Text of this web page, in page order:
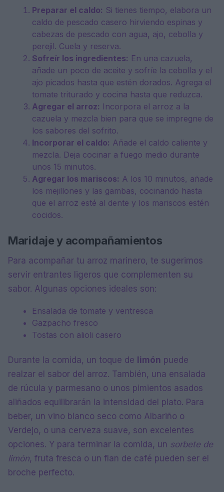
Preparar el caldo: Si tienes tiempo, elabora un
caldo de pescado casero hirviendo espinas y
cabezas de pescado con agua, ajo, cebolla y
perejil. Cuela y reserva.
Sofreír los ingredientes: En una cazuela,
añade un poco de aceite y sofríe la cebolla y el
ajo picados hasta que estén dorados. Agrega el
tomate triturado y cocina hasta que reduzca.
Agregar el arroz: Incorpora el arroz a la
cazuela y mezcla bien para que se impregne de
los sabores del sofrito.
Incorporar el caldo: Añade el caldo caliente y
mezcla. Deja cocinar a fuego medio durante
unos 15 minutos.
Agregar los mariscos: A los 10 minutos, añade
los mejillones y las gambas, cocinando hasta
que el arroz esté al dente y los mariscos estén
cocidos.
Maridaje y acompañamientos
Para acompañar tu arroz marinero, te sugerimos
servir entrantes ligeros que complementen su
sabor. Algunas opciones ideales son:
Ensalada de tomate y ventresca
Gazpacho fresco
Tostas con alioli casero
Durante la comida, un toque de limón puede
realzar el sabor del arroz. También, una ensalada
de rúcula y parmesano o unos pimientos asados
aliñados equilibrarán la intensidad del plato. Para
beber, un vino blanco seco como Albariño o
Verdejo, o una cerveza suave, son excelentes
opciones. Y para terminar la comida, un sorbete de
limón, fruta fresca o un flan de café pueden ser el
broche perfecto.